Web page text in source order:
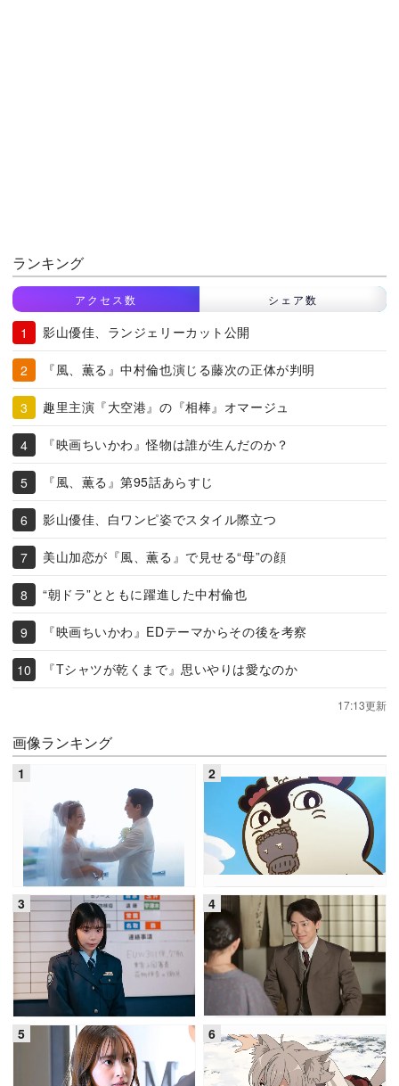
ランキング
アクセス数 シェア数
影山優佳、ランジェリーカット公開
『風、薫る』中村倫也演じる藤次の正体が判明
趣里主演『大空港』の『相棒』オマージュ
『映画ちいかわ』怪物は誰が生んだのか？
『風、薫る』第95話あらすじ
影山優佳、白ワンピ姿でスタイル際立つ
美山加恋が『風、薫る』で見せる“母”の顔
“朝ドラ”とともに躍進した中村倫也
『映画ちいかわ』EDテーマからその後を考察
『Tシャツが乾くまで』思いやりは愛なのか
17:13更新
画像ランキング